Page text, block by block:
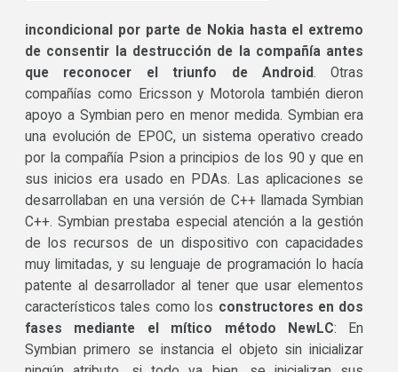
incondicional por parte de Nokia hasta el extremo
de consentir la destrucción de la compañía antes
que reconocer el triunfo de Android. Otras
compañías como Ericsson y Motorola también dieron
apoyo a Symbian pero en menor medida. Symbian era
una evolución de EPOC, un sistema operativo creado
por la compañía Psion a principios de los 90 y que en
sus inicios era usado en PDAs. Las aplicaciones se
desarrollaban en una versión de C++ llamada Symbian
C++. Symbian prestaba especial atención a la gestión
de los recursos de un dispositivo con capacidades
muy limitadas, y su lenguaje de programación lo hacía
patente al desarrollador al tener que usar elementos
característicos tales como los constructores en dos
fases mediante el mítico método NewLC: En
Symbian primero se instancia el objeto sin inicializar